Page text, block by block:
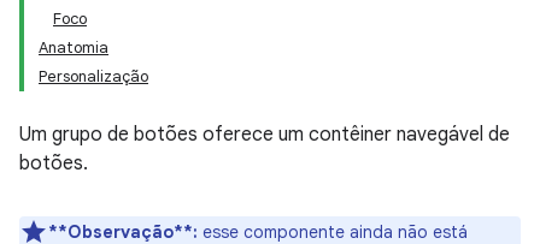
Foco
Anatomia
Personalização
Um grupo de botões oferece um contêiner navegável de
botões.
**Observação**: esse componente ainda não está